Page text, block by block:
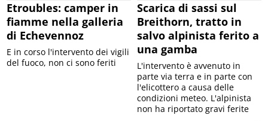
Etroubles: camper in
fiamme nella galleria
di Echevennoz
E in corso l'intervento dei vigili
del fuoco, non ci sono feriti
Scarica di sassi sul
Breithorn, tratto in
salvo alpinista ferito a
una gamba
L'intervento è avvenuto in
parte via terra e in parte con
l'elicottero a causa delle
condizioni meteo. L'alpinista
non ha riportato gravi ferite